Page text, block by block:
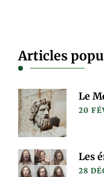
Articles
Le
20
Les
28